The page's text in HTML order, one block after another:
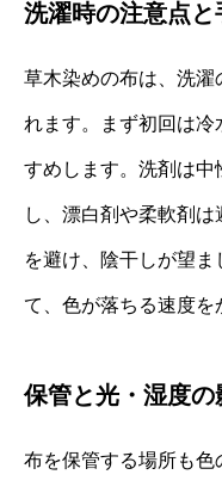
洗濯時の注意点と
草木染めの布は、洗濯
れます。まず初回は冷
すめします。洗剤は中
し、漂白剤や柔軟剤
を避け、陰干しが望
て、色が落ちる速度を
保管と光・湿度の
布を保管する場所も色